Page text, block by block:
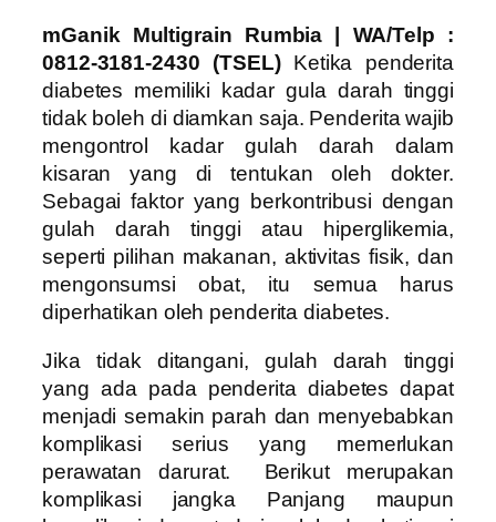
mGanik Multigrain Rumbia | WA/Telp :
0812-3181-2430 (TSEL)Ketika penderita
diabetes memiliki kadar gula darah tinggi
tidak boleh di diamkan saja. Penderita wajib
mengontrol kadar gulah darah dalam
kisaran yang di tentukan oleh dokter.
Sebagai faktor yang berkontribusi dengan
gulah darah tinggi atau hiperglikemia,
seperti pilihan makanan, aktivitas fisik, dan
mengonsumsi obat, itu semua harus
diperhatikan oleh penderita diabetes.
Jika tidak ditangani, gulah darah tinggi
yang ada pada penderita diabetes dapat
menjadi semakin parah dan menyebabkan
komplikasi serius yang memerlukan
perawatan darurat. Berikut merupakan
komplikasi jangka Panjang maupun